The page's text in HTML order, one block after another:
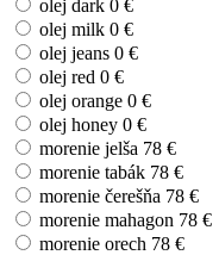
olej dark 0 €
olej milk 0 €
olej jeans 0 €
olej red 0 €
olej orange 0 €
olej honey 0 €
morenie jelša 78 €
morenie tabák 78 €
morenie čerešňa 78 €
morenie mahagon 78 €
morenie orech 78 €